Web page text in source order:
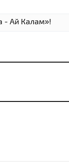
- Ай Калам»!